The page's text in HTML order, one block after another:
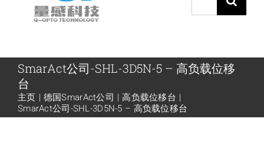
产品中心
代理品牌
索：
SmarAct公司-SHL-3D5N-5 – 高负载位移
台
主页 德国SmarAct公司
高负载位移台
SmarAct公司-SHL-3D5N-5 – 高负载位移台